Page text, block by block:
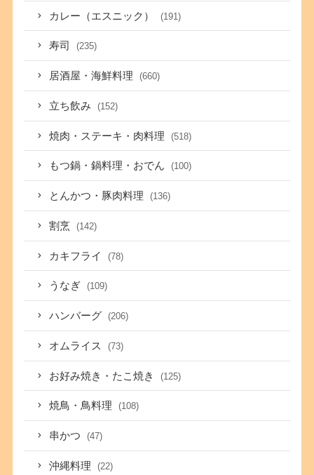
カレー（エスニック） (191)
寿司 (235)
居酒屋・海鮮料理 (660)
立ち飲み (152)
焼肉・ステーキ・肉料理 (518)
もつ鍋・鍋料理・おでん (100)
とんかつ・豚肉料理 (136)
割烹 (142)
カキフライ (78)
うなぎ (109)
ハンバーグ (206)
オムライス (73)
お好み焼き・たこ焼き (125)
焼鳥・鳥料理 (108)
串かつ (47)
沖縄料理 (22)